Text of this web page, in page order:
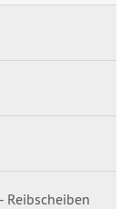
Reibscheiben